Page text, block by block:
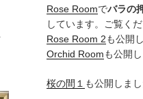
Rose Roomでバラの
しています。ご覧くだ
Rose Room 2も公開
Orchid Roomも公開し
桜の間１ も公開しまし